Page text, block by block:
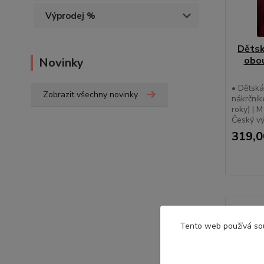
Výprodej %
Novinky
Zobrazit všechny novinky
•
roky) |
Český
Tento web používá